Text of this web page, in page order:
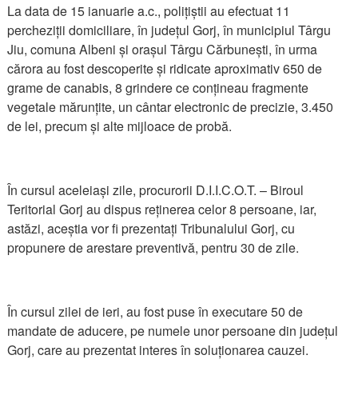
La data de 15 ianuarie a.c., polițiștii au efectuat 11
percheziții domiciliare, în județul Gorj, în municipiul Târgu
Jiu, comuna Albeni și orașul Târgu Cărbunești, în urma
cărora au fost descoperite și ridicate aproximativ 650 de
grame de canabis, 8 grindere ce conțineau fragmente
vegetale mărunțite, un cântar electronic de precizie, 3.450
de lei, precum și alte mijloace de probă.
În cursul aceleiași zile, procurorii D.I.I.C.O.T. – Biroul
Teritorial Gorj au dispus reținerea celor 8 persoane, iar,
astăzi, aceștia vor fi prezentați Tribunalului Gorj, cu
propunere de arestare preventivă, pentru 30 de zile.
În cursul zilei de ieri, au fost puse în executare 50 de
mandate de aducere, pe numele unor persoane din județul
Gorj, care au prezentat interes în soluționarea cauzei.